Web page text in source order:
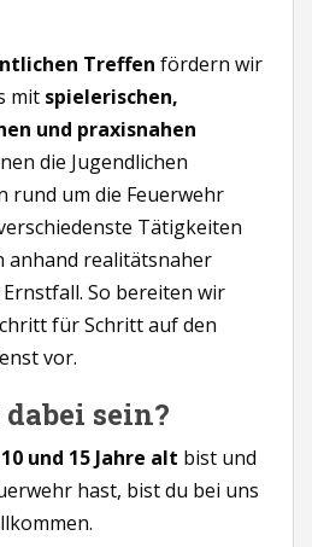
Treffen fördern wir
mit spielerischen,
und praxisnahen
die Jugendlichen
rund um die Feuerwehr
Tätigkeiten
anhand realitätsnaher
So bereiten wir
für Schritt auf den
vor.
sein?
und 15 Jahre alt bist und
hast, bist du bei uns